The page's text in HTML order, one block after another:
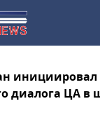
инициировал
диалога ЦА в